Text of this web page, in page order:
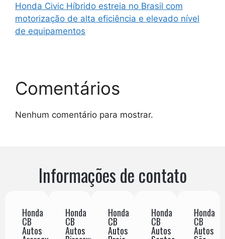
Honda Civic Híbrido estreia no Brasil com
motorização de alta eficiência e elevado nível
de equipamentos
Comentários
Nenhum comentário para mostrar.
Informações de contato
Honda
CB
Autos
Honda
CB
Autos
Honda
CB
Autos
Honda
CB
Autos
Honda
CB
Autos